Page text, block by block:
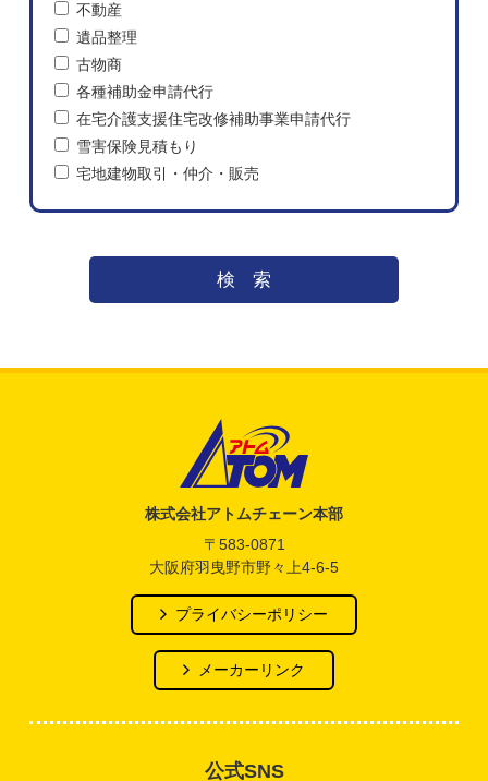
不動産
遺品整理
古物商
各種補助金申請代行
在宅介護支援住宅改修補助事業申請代行
雪害保険見積もり
宅地建物取引・仲介・販売
検索
株式会社アトムチェーン本部
〒583-0871
大阪府羽曳野市野々上4-6-5
プライバシーポリシー
メーカーリンク
公式SNS